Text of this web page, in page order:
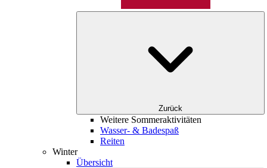
Zurück
Weitere Sommeraktivitäten
Wasser- & Badespaß
Reiten
Winter
Übersicht